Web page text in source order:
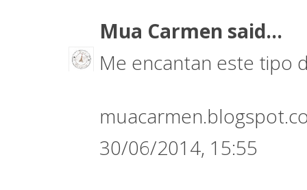
Mua Carmen said...
Me encantan este tipo
30/06/2014, 15:55